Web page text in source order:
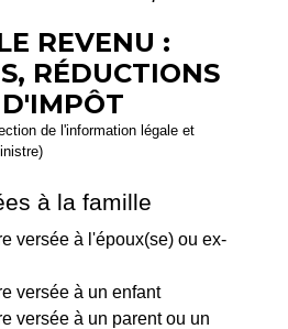
REVENU :
RÉDUCTIONS
de l'information légale et
à la famille
versée à l'époux(se) ou ex-
versée à un enfant
versée à un parent ou un